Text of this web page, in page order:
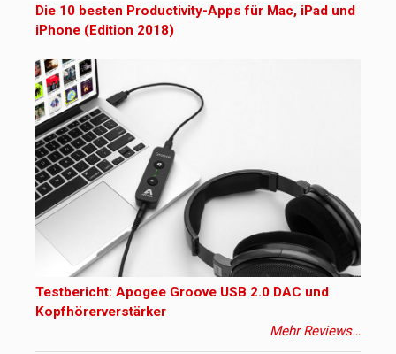
Die 10 besten Productivity-Apps für Mac, iPad und
iPhone (Edition 2018)
Testbericht: Apogee Groove USB 2.0 DAC und
Kopfhörerverstärker
Mehr Reviews…